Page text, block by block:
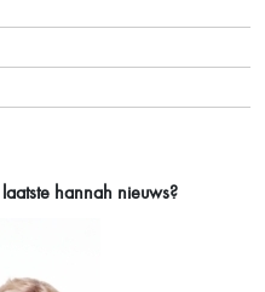
hannah nieuws?